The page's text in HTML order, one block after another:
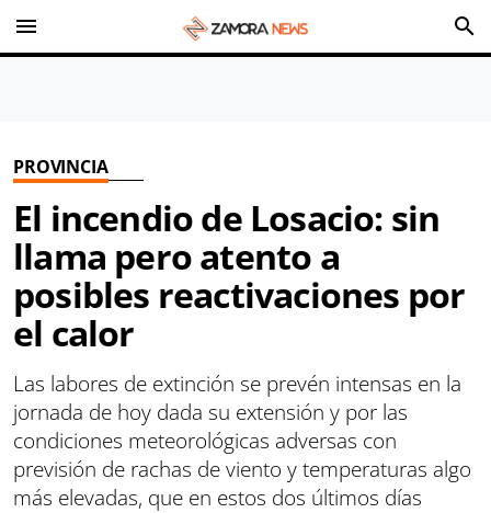
menu search
PROVINCIA
El incendio de Losacio: sin
llama pero atento a
posibles reactivaciones por
el calor
Las labores de extinción se prevén intensas en la
jornada de hoy dada su extensión y por las
condiciones meteorológicas adversas con
previsión de rachas de viento y temperaturas algo
más elevadas, que en estos dos últimos días